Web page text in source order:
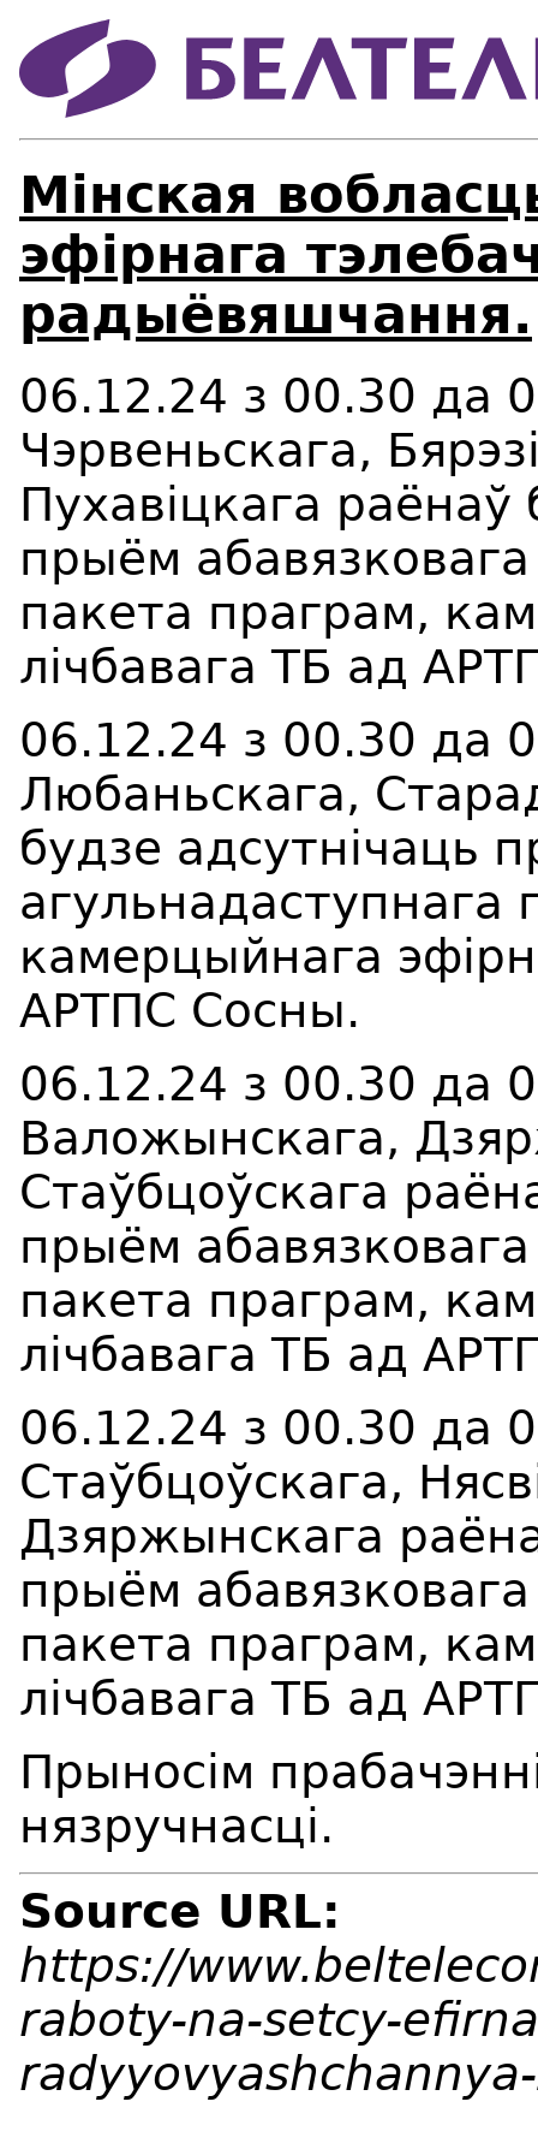
Мінская
эфірнага
радыёвяшчання.
06.12.24 з 00.30 да
Чэрвеньскага,
Пухавіцкага раёнаў
прыём
пакета праграм,
лічбавага ТБ ад
06.12.24 з 00.30 да
Любаньскага,
будзе адсутнічаць
агульнадаступнага
камерцыйнага
АРТПС Сосны.
06.12.24 з 00.30 да
Валожынскага,
Стаўбцоўскага
прыём
пакета праграм,
лічбавага ТБ ад
06.12.24 з 00.30 да
Стаўбцоўскага,
Дзяржынскага
прыём
пакета праграм,
лічбавага ТБ ад
Прыносім
нязручнасці.
Source URL:
https://
raboty-na-setcy-